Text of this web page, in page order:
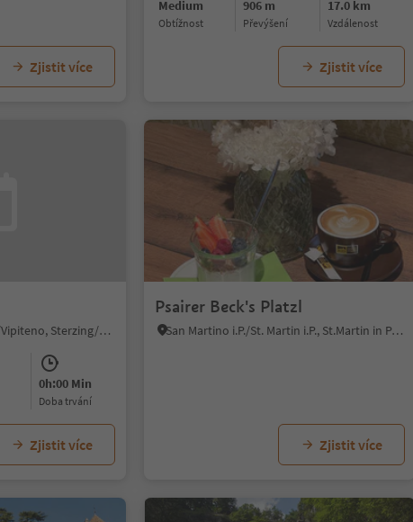
Zjistit více
Medium
Obtížnost
906 m
Převýšení
17.0 km
vzdálenost
Zjistit více
Telves/Telfes, Sterzing/Vipiteno, Sterzing/Vipiteno and environs
0h:00 Min
doba trvání
Zjistit více
Psairer Beck's Platzl
San Martino i.P./St. Martin i.P., St.Martin in Passeier/San Martino in Passiria, Meran/Merano and environs
Zjistit více